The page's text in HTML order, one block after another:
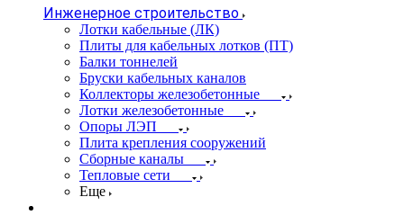
Инженерное строительство
Лотки кабельные (ЛК)
Плиты для кабельных лотков (ПТ)
Балки тоннелей
Бруски кабельных каналов
Коллекторы железобетонные
Лотки железобетонные
Опоры ЛЭП
Плита крепления сооружений
Сборные каналы
Тепловые сети
Еще